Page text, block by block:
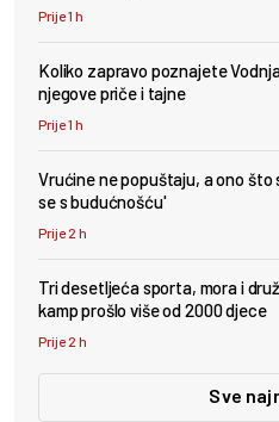
Prije 1 h
Koliko zapravo poznajete
njegove priče i tajne
Prije 1 h
Vrućine ne popuštaju, a ono
se s budućnošću'
Prije 2 h
Tri desetljeća sporta, mora i
kamp prošlo više od 2000 djece
Prije 2 h
Sve